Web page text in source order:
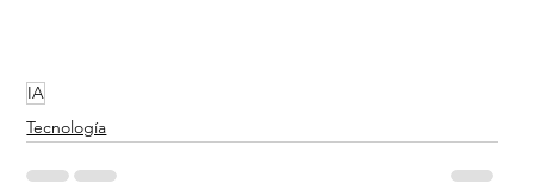
IA
Tecnología